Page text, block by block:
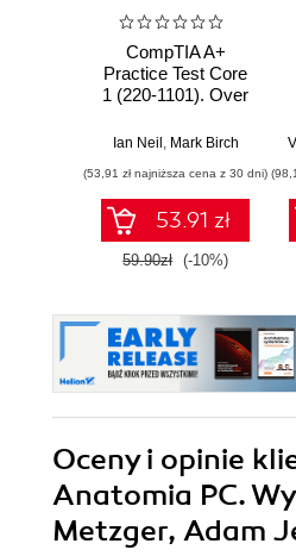
CompTIA A+
Practice Test Core
1 (220-1101). Over
questions to help
CompTIA A+ Core
1 exam on your
first attempt
Ian Neil Mark Birch
(53,91 zł najniższa cena z 30 dni)
53.91 zł
59.90zł (-10%)
Oceny i opinie
Anatomia PC.
Metzger, Adam